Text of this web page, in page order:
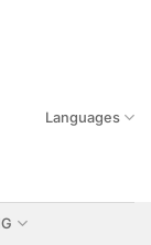
Languages